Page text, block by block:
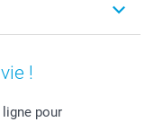
!
pour